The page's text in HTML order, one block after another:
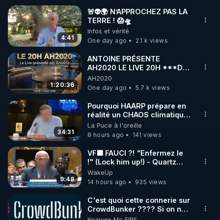
🌱 INSTAGRAM
https://www.instagram.com/rdlr_thierrycasasnovas/
http://rgnr.li/instagram
🌱 LA NEWSLETTER
Pour ne pas rater l’actualité RGNR (stages,
http://rgnr.li/news
🌱 VIDÉOS NON CENSURÉES SUR ODYSEE
Toutes les vidéos Youtube sont aussi sur la
http://rgnr.li/odysee
🌱 LES STAGES EN PRÉSENTIEL
4:41
🚨👽🌍 N’APPROCHEZ PAS LA
TERRE ! 😱🛸
Infos et vérité
One day ago
2.1 k views
1:20:36
ANTOINE PRÉSENTE
AH2020 LE LIVE 20H ***DU
04/08/2026*** 📷LE
GRAND RÉVEIL EST EN
MARCHE 📷
AH2020
One day ago
5.7 k views
34:31
Pourquoi HAARP prépare en
réalité un CHAOS climatique,
on répond
La Puce à l'oreille
8 hours ago
141 views
9:48
VF🟩 FAUCI ?! "Enfermez le
!" (Lock him up!) - Quartz
Traduction
WakeUp
14 hours ago
935 views
C'est quoi cette connerie sur
CrowdBunker ???? Si on ne
peut plus publier, c'est un